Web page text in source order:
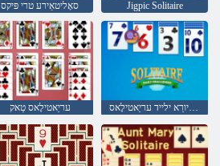
סאָליטאַירע טרי פּיקס Jigpic Solitaire
עריַאטילָאס טַאק ןפורסיורַא ילייד עריַאטילָאס